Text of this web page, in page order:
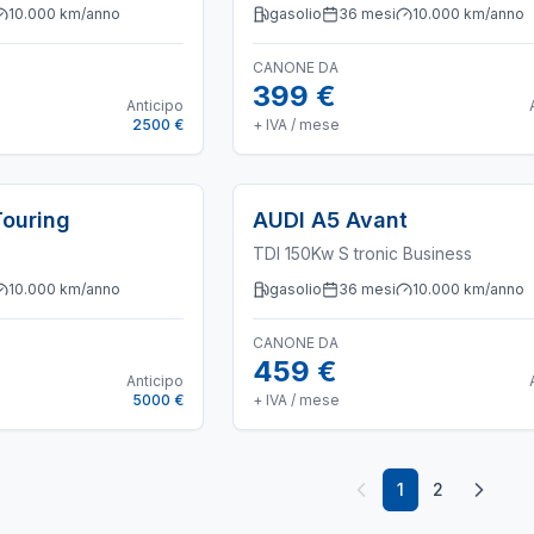
10.000 km/anno
Anticipo
2500 €
gasolio 36 mesi 10.000 km/anno
CANONE DA
399 €
+ IVA / mese
10.000 km/anno
Anticipo
5000 €
AUDI A5 Avant
TDI 150Kw S tronic Business
gasolio 36 mesi 10.000 km/anno
CANONE DA
459 €
+ IVA / mese
1 2